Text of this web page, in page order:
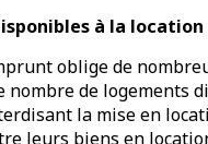
à la location
oblige de
de logements
la mise en
leurs biens en